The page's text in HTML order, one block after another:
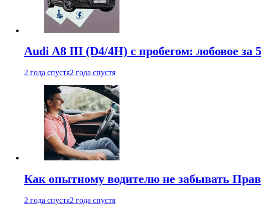
Audi A8 III (D4/4H) c пробегом: лобовое за
2 года спустя2 года спустя
Как опытному водителю не забывать
2 года спустя2 года спустя